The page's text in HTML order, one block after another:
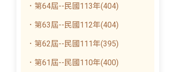
．第64屆--民國113年(404)
．第63屆--民國112年(404)
．第62屆--民國111年(395)
．第61屆--民國110年(400)